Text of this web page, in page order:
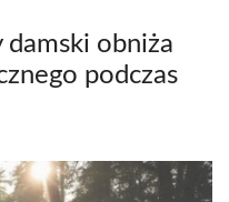
obniża
podczas